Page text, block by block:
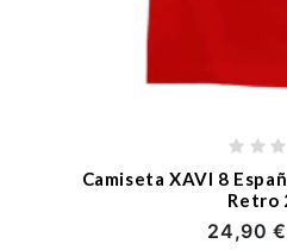
Camiseta XAVI 8
Retro
24,90